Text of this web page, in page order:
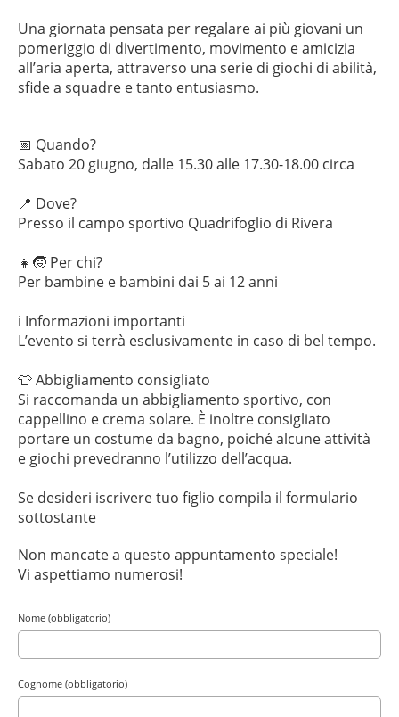
Una giornata pensata per regalare ai più giovani un
pomeriggio di divertimento, movimento e amicizia
all’aria aperta, attraverso una serie di giochi di abilità,
sfide a squadre e tanto entusiasmo.
📅 Quando?
Sabato 20 giugno, dalle 15.30 alle 17.30-18.00 circa
📍 Dove?
Presso il campo sportivo Quadrifoglio di Rivera
👧🧒 Per chi?
Per bambine e bambini dai 5 ai 12 anni
ℹ️ Informazioni importanti
L’evento si terrà esclusivamente in caso di bel tempo.
👕 Abbigliamento consigliato
Si raccomanda un abbigliamento sportivo, con
cappellino e crema solare. È inoltre consigliato
portare un costume da bagno, poiché alcune attività
e giochi prevedranno l’utilizzo dell’acqua.
Se desideri iscrivere tuo figlio compila il formulario
sottostante
Non mancate a questo appuntamento speciale!
Vi aspettiamo numerosi!
Nome (obbligatorio)
Cognome (obbligatorio)